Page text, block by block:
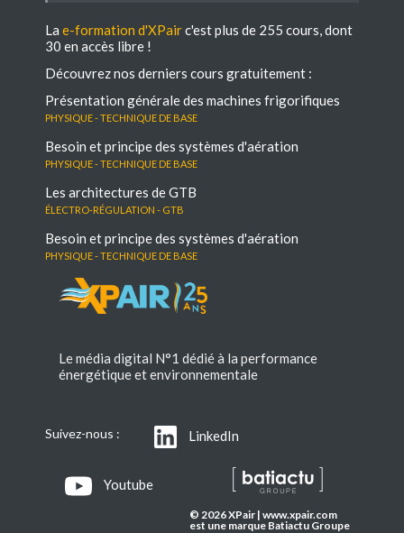
La e-formation d'XPairc'est plus de 255 cours, dont
30 en accès libre !
Découvrez nos derniers cours gratuitement :
Présentation générale des machines frigorifiques
Physique - Technique de base
Besoin et principe des systèmes d'aération
Physique - Technique de base
Les architectures de GTB
électro-régulation - GTB
Besoin et principe des systèmes d'aération
Physique - Technique de base
Le média digital N°1 dédié à la performance
énergétique et environnementale
Suivez-nous : LinkedIn
Youtube
© 2026 XPair | www.xpair.com
est une marque Batiactu Groupe